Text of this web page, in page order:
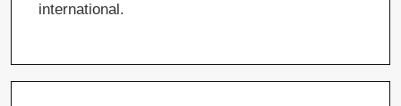
international.